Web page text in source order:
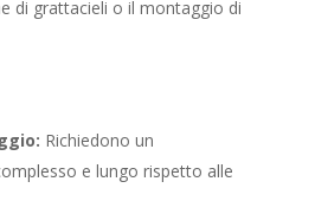
di grattacieli o il montaggio di
Richiedono un
e lungo rispetto alle